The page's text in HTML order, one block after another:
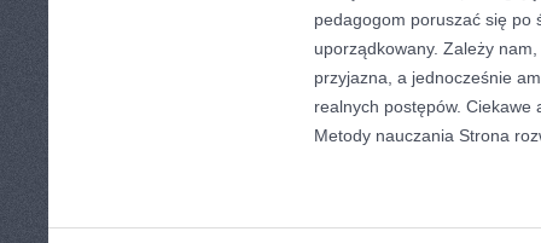
pedagogom poruszać się po
uporządkowany. Zależy
przyjazna, a jednocześnie
realnych postępów. Ciekawe
Metody nauczania Strona